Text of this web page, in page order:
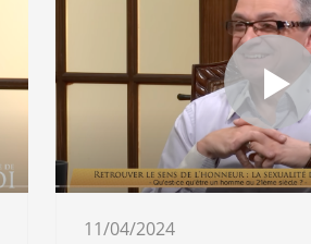
11/04/2024